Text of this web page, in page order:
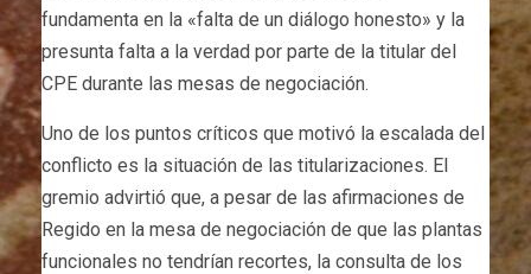
fundamenta en la «falta de un diálogo honesto» y la
presunta falta a la verdad por parte de la titular del
CPE durante las mesas de negociación.
Uno de los puntos críticos que motivó la escalada del
conflicto es la situación de las titularizaciones. El
gremio advirtió que, a pesar de las afirmaciones de
Regido en la mesa de negociación de que las plantas
funcionales no tendrían recortes, la consulta de los